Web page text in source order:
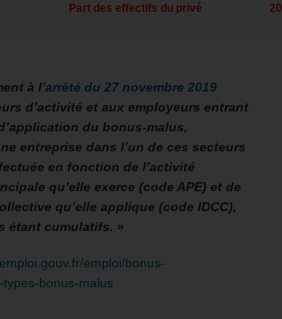
Part des effectifs du privé
à l’arrêté du 27 novembre 2019
d’activité et aux employeurs entrant
du bonus-malus,
entreprise dans l’un de ces secteurs
en fonction de l’activité
qu’elle exerce (code APE) et de
qu’elle applique (code IDCC),
étant cumulatifs. »
emploi/bonus-
bonus-malus